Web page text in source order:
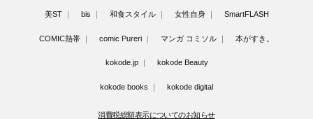
美ST bis 和食スタイル 女性自身 SmartFLASH
COMIC熱帯 comic Pureri マンガ コミソル 本がすき。
kokode.jp kokode Beauty
kokode books kokode digital
消費税総額表示についてのお知らせ